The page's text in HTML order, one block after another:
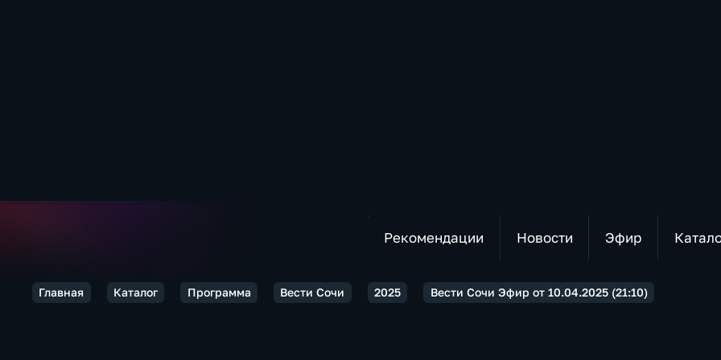
Рекомендации Новости Эфир
Главная Каталог Программа Вести Сочи 2025 Вести Сочи Эфир от 10.04.2025 (21:10)